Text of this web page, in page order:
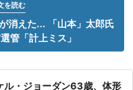
を読む
消えた... 「山本」太郎氏
管「計上ミス」
ル・ジョーダン63歳、体形